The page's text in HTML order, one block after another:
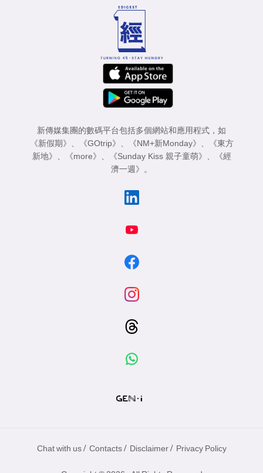
新傳媒集團的數碼平台包括多個網站和應用程式，如
《新假期》
《GOtrip》 《NM+新Monday》
《東方
新地》
《more》 《Sunday Kiss 親子童萌》
《經
濟一週》
。
Chat with us / Contacts / Disclaimer / Privacy Policy